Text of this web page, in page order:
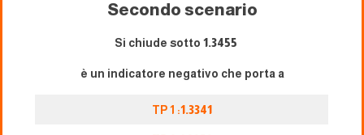
Secondo scenario
Si chiude sotto 1.3455
è un indicatore negativo che porta a
TP 1 :1.3341